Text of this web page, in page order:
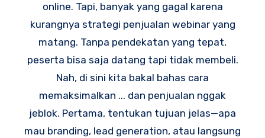
online. Tapi, banyak yang gagal karena
kurangnya strategi penjualan webinar yang
matang. Tanpa pendekatan yang tepat,
peserta bisa saja datang tapi tidak membeli.
Nah, di sini kita bakal bahas cara
memaksimalkan ... dan penjualan nggak
jeblok. Pertama, tentukan tujuan jelas—apa
mau branding, lead generation, atau langsung